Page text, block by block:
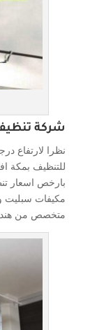
شركة
نظرا لارتفاع
للتنظيف بمكة
بارخص اسعار
مكيفات سبليت
متخصص من